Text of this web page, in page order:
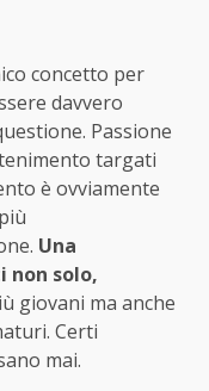
concetto per
davvero
Passione
targati
è ovviamente
Una
non solo,
giovani ma anche
Certi
mai.